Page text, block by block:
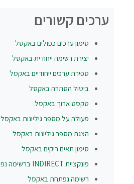
ערכים קשורים
סימון ערכים כפולים באקסל
יצירת רשימה ייחודית באקסל
ספירת ערכים ייחודיים באקסל
ביטול הסתרה באקסל
טקסט ארוך באקסל
פעולה על מספר גיליונות באקסל
הצגת מספר גיליונות באקסל
סימון תאים ריקים באקסל
פונקציית INDIRECT ברשימה נפתחת באקסל
רשימה נפתחת באקסל